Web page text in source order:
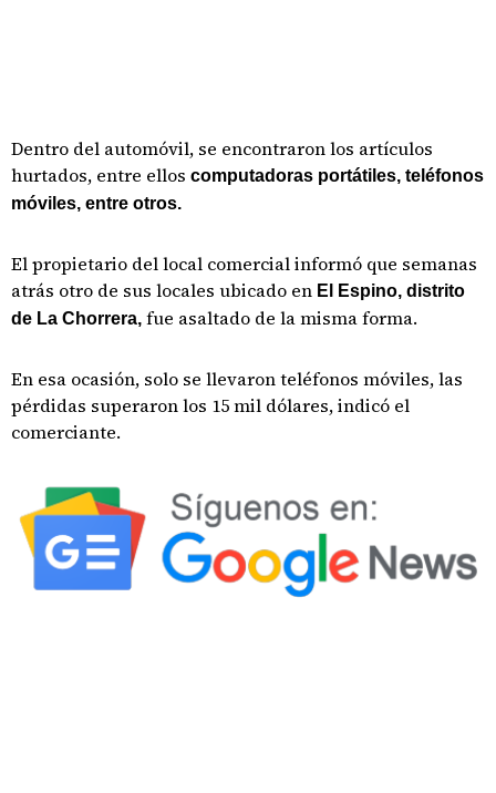
Dentro del automóvil, se encontraron los artículos
hurtados, entre ellos computadoras portátiles, teléfonos
móviles, entre otros.
El propietario del local comercial informó que semanas
atrás otro de sus locales ubicado en El Espino, distrito
de La Chorrera, fue asaltado de la misma forma.
En esa ocasión, solo se llevaron teléfonos móviles, las
pérdidas superaron los 15 mil dólares, indicó el
comerciante.